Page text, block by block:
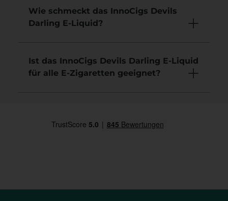
Wie schmeckt das InnoCigs Devils
Darling E-Liquid?
Ist das InnoCigs Devils Darling E-Liquid
für alle E-Zigaretten geeignet?